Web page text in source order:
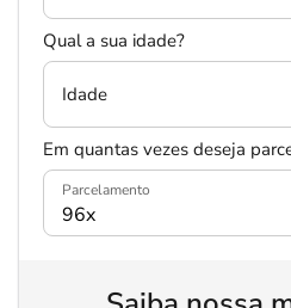
Qual a sua idade?
Idade
Em quantas vezes deseja
Parcelamento